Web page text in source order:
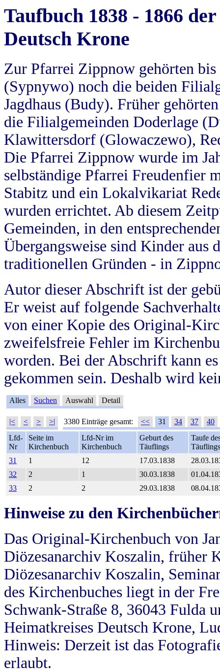
Taufbuch 1838 - 1866
Deutsch Krone
Zur Pfarrei Zippnow gehörten
(Sypnywo) noch die beiden
Jagdhaus (Budy). Früher
die Filialgemeinden Doderlage
Klawittersdorf (Glowaczewo),
Die Pfarrei Zippnow wurde im
selbständige Pfarrei Freudenfier
Stabitz und ein Lokalvikariat
wurden errichtet. Ab diesem
Gemeinden, in den
Übergangsweise sind Kinder aus
traditionellen Gründen - in
Autor dieser Abschrift ist der
Er weist auf folgende
von einer Kopie des Original-
zweifelsfreie Fehler im
worden. Bei der Abschrift kann
gekommen sein. Deshalb wird
Alles Suchen Auswahl Detail
|< < > >| 3380 Einträge gesamt: << 31 34 37
40
Lfd-
Nr
Seite im
Kirchenbuch
Lfd-Nr im
Kirchenbuch
Geburt des
Täuflings
Taufe
Täuflings
31
1 12 17.03.1838
32
2 1 30.03.1838
33
2 2 29.03.1838
Hinweise zu den
Das Original-Kirchenbuch von
Diözesanarchiv Koszalin, früher
Diözesanarchiv Koszalin,
des Kirchenbuches liegt in der
Schwank-Straße 8, 36043 Fulda
Heimatkreises Deutsch Krone,
Hinweis: Derzeit ist das
erlaubt.